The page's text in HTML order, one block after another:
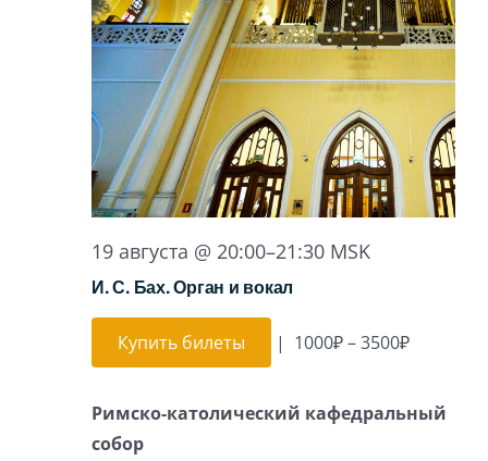
19 августа @ 20:00–21:30 MSK
И. С. Бах. Орган и вокал
Купить билеты | 1000₽ – 3500₽
Римско-католический кафедральный
собор